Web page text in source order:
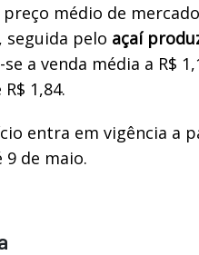
preço médio de
seguida pelo açaí
a venda média a R$
1,84.
entra em vigência a
de maio.